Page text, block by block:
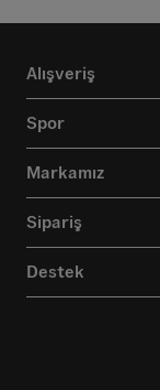
Alışveriş
Spor
Markamız
Sipariş
Destek